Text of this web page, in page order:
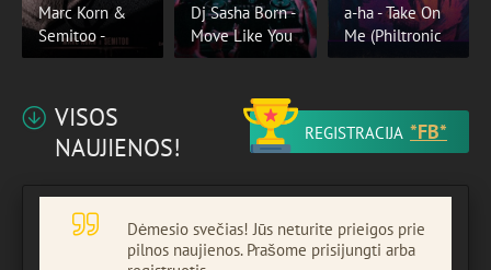
Marc Korn &
Semitoo -
Dj Sasha Born -
Move Like You
a-ha - Take On
Me (Philtronic
VISOS
NAUJIENOS!
REGISTRACIJA *FB*
Dėmesio svečias! Jūs neturite prieigos prie
pilnos naujienos. Prašome prisijungti arba